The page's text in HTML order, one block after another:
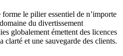
le pilier essentiel de n’importe
du divertissement
globalement émettent des licences
clarté et une sauvegarde des clients.